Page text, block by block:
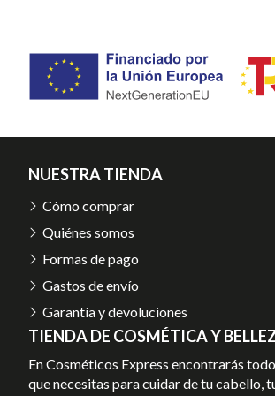
TIENDA DE COSMÉTICA Y
En Cosméticos Express encontrarás
que necesitas para cuidar de tu cabello,
NUESTRA TIENDA
Cómo comprar
Quiénes somos
Formas de pago
Gastos de envío
Garantía y devoluciones